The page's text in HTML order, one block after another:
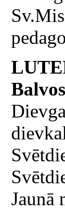
Balvos
Jaunā